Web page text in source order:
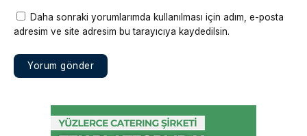
Daha sonraki yorumlarımda kullanılması için adım, e-posta
adresim ve site adresim bu tarayıcıya kaydedilsin.